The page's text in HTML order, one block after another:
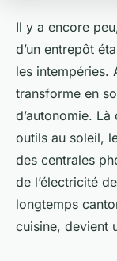
Il y a encore
d’un entrepôt
les intempéries.
transforme en
d’autonomie.
outils au soleil,
des centrales
de l’électricité
longtemps
cuisine, devient